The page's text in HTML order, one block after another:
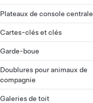
Plateaux de console centrale
Cartes-clés et clés
Garde-boue
Doublures pour animaux de
compagnie
Galeries de toit